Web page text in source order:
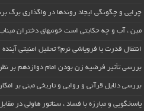
چرایی و چگونگی ایجاد روندها در واگذاری برگ
مین ، آب و چه حکایتی است خونبهای دختران
انتقال قدرت یا فروپاشی نرم؟ تحلیل امنیتی
بررسی تأثیر فرضیه زن بودن امام دوازدهم بر
بررسی دلایل قرآنی و روایی و تاریخی مبنی بر
پاسخگویی و مبارزه با فساد ، سناتور هاولی در